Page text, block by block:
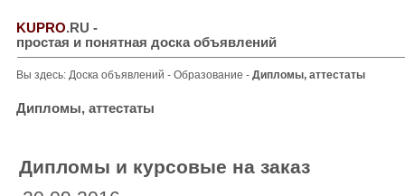
KUPRO.RU -
простая и понятная доска объявлений
Вы здесь: Доска объявлений - Образование - Дипломы, аттестаты
Дипломы, аттестаты
Дипломы и курсовые на заказ